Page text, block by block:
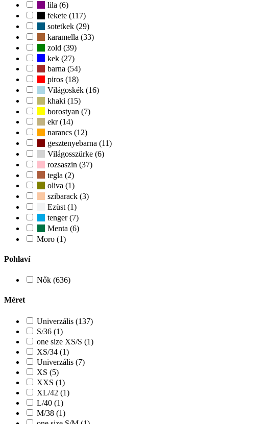
lila (6)
fekete (117)
sotetkek (29)
karamella (33)
zold (39)
kek (27)
barna (54)
piros (18)
Világoskék (16)
khaki (15)
borostyan (7)
ekr (14)
narancs (12)
gesztenyebarna (11)
Világosszürke (6)
rozsaszin (37)
tegla (2)
oliva (1)
szibarack (3)
Ezüst (1)
tenger (7)
Menta (6)
Moro (1)
Pohlaví
Nők (636)
Méret
Univerzális (137)
S/36 (1)
one size XS/S (1)
XS/34 (1)
Univerzális (7)
XS (5)
XXS (1)
XL/42 (1)
L/40 (1)
M/38 (1)